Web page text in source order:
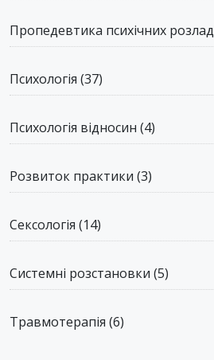
Пропедевтика психічних
Психологія (37)
Психологія відносин (4)
Розвиток практики (3)
Сексологія (14)
Системні розстановки (5)
Травмотерапія (6)